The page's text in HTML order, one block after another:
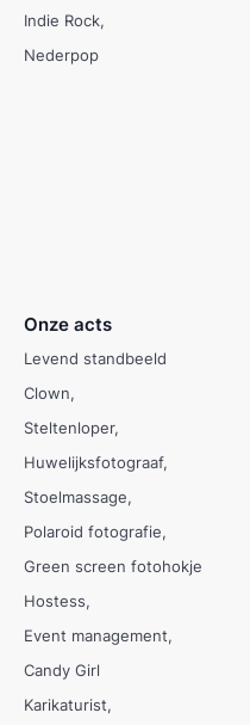
Indie Rock
Nederpop
Onze acts
Levend standbeeld
Clown
Steltenloper
Huwelijksfotograaf
Stoelmassage
Polaroid fotografie
Green screen fotohokje
Hostess
Event management
Candy Girl
Karikaturist